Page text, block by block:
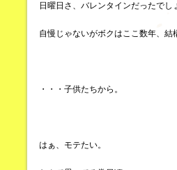
日曜日さ、バレンタインだったでし
自慢じゃないがボクはここ数年、結
・・・子供たちから。
はぁ、モテたい。